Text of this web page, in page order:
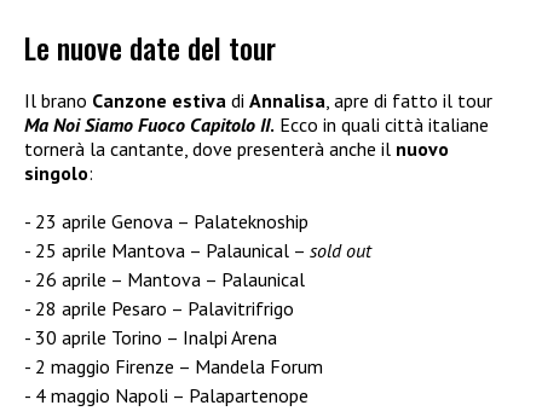
Le nuove date del tour
Il brano Canzone estiva di Annalisa, apre di fatto il tour
Ma Noi Siamo Fuoco Capitolo II. Ecco in quali città italiane
tornerà la cantante, dove presenterà anche il nuovo
singolo:
23 aprile Genova – Palateknoship
25 aprile Mantova – Palaunical – sold out
26 aprile – Mantova – Palaunical
28 aprile Pesaro – Palavitrifrigo
30 aprile Torino – Inalpi Arena
2 maggio Firenze – Mandela Forum
4 maggio Napoli – Palapartenope